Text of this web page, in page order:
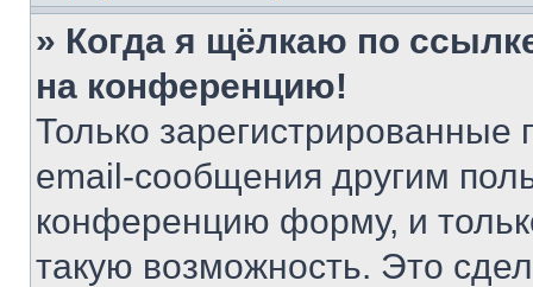
» Когда я щёлкаю по
на конференцию!
Только зарегистрированные
email-сообщения другим
конференцию форму, и
такую возможность. Это